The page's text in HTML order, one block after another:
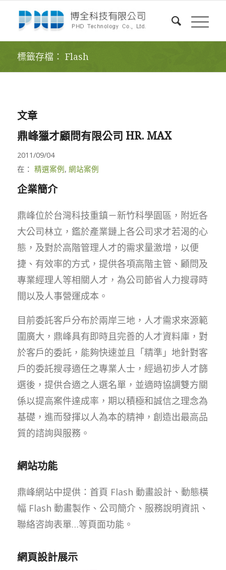
標籤存檔： Flash
文章
鼎峰獵才顧問有限公司 HR. MAX
2011/09/04
在： 精選案例, 網站案例
企業簡介
鼎峰位於台灣科技重鎮－新竹科學園區，附近各
大公司林立，鑑於產業鏈上各公司求才若渴的心
態，及對於高階管理人才的需求量激增，以便
捷、有效率的方式，提供各項高階主管、顧問及
專業經理人等相關人才，為公司節省人力搜尋時
間以及人事營運成本。
目前委託客戶分布於兩岸三地，人才需求來源範
圍廣大，鼎峰具有即時且完善的人才資料庫，對
於客戶的委託，能夠快速並且「精準」地針對客
戶的委託搜尋適任之專業人士，經過初步人才篩
選後，提供合適之人選名單，並適時協調雙方關
係以提高案件達成率，期以積極和誠信之理念為
基礎，進而發揮以人為本的精神，創造出最高品
質的諮詢與服務。
網站功能
鼎峰網站中提供：首頁 Flash 動畫設計、動態橫
幅 Flash 動畫製作、公司簡介、服務說明資訊、
聯絡咨詢表單…等頁面功能。
網頁設計展示